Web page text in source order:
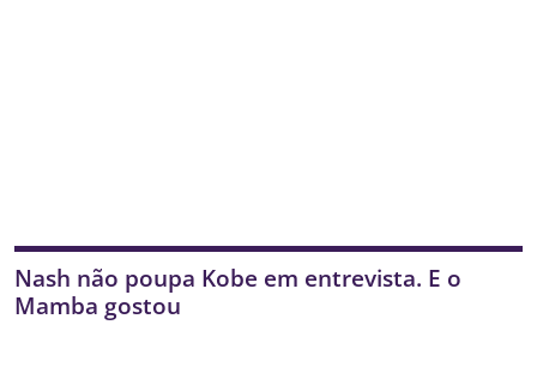
Nash não poupa Kobe em entrevista. E o
Mamba gostou